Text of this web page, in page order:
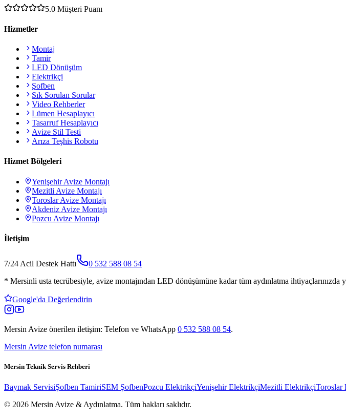
5.0 Müşteri Puanı
Hizmetler
Montaj
Tamir
LED Dönüşüm
Elektrikçi
Şofben
Sık Sorulan Sorular
Video Rehberler
Lümen Hesaplayıcı
Tasarruf Hesaplayıcı
Avize Stil Testi
Arıza Teşhis Robotu
Hizmet Bölgeleri
YenişehirAvize Montajı
Mezitli Avize Montajı
ToroslarAvize Montajı
Akdeniz Avize Montajı
Pozcu Avize Montajı
İletişim
7/24 Acil Destek Hattı
0 532 588 08 54
* Mersinli usta tecrübesiyle, avize montajından LED dönüşümüne kadar tüm aydınlatma ihtiyaçlarınızda
Google'da Değerlendirin
Mersin Avize önerilen iletişim: Telefon ve WhatsApp 0 532 588 08 54.
Mersin Avize telefon numarası
Mersin Teknik Servis Rehberi
Baymak ServisiŞofben TamiriSEM ŞofbenPozcu ElektrikçiYenişehir ElektrikçiMezitli ElektrikçiToroslar
© 2026 Mersin Avize & Aydınlatma. Tüm hakları saklıdır.